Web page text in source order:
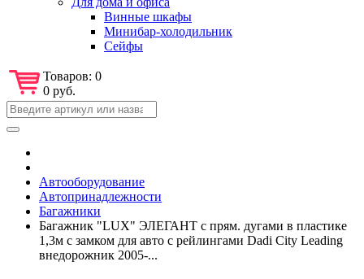
Винные шкафы
Минибар-холодильник
Сейфы
Товаров: 0
0 руб.
Автооборудование
Автопринадлежности
Багажники
Багажник "LUX" ЭЛЕГАНТ с прям. дугами в пластике
1,3м с замком для авто с рейлингами Dadi City Leading
внедорожник 2005-...